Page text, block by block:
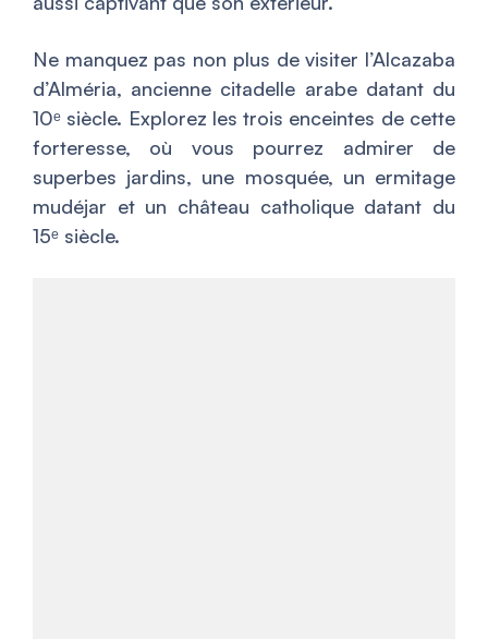
Ne manquez pas non plus de visiter l’Alcazaba
d’Alméria, ancienne citadelle arabe datant du
10ᵉ siècle. Explorez les trois enceintes de cette
forteresse, où vous pourrez admirer de
superbes jardins, une mosquée, un ermitage
mudéjar et un château catholique datant du
15ᵉ siècle.